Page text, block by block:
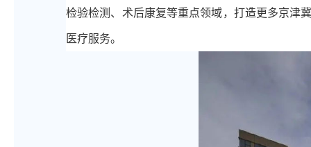
检验检测、术后康复等重点领域，打造更多京津
医疗服务。